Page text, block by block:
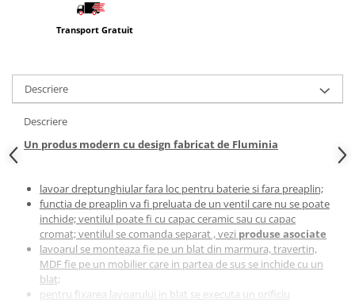
Transport Gratuit
Descriere
Descriere
Un produs modern cu design fabricat de Fluminia
lavoar dreptunghiular fara loc pentru baterie si fara preaplin;
functia de preaplin va fi preluata de un ventil care nu se poate
inchide; ventilul poate fi cu capac ceramic sau cu capac
cromat; ventilul se comanda separat , vezi produse asociate
lavoarul se monteaza fie pe un blat din marmura, travertin,
MDF fie pe un mobilier care in partea de sus se inchide cu un
blat;
pentru fixarea lavoarului in blat se executa un orificiu